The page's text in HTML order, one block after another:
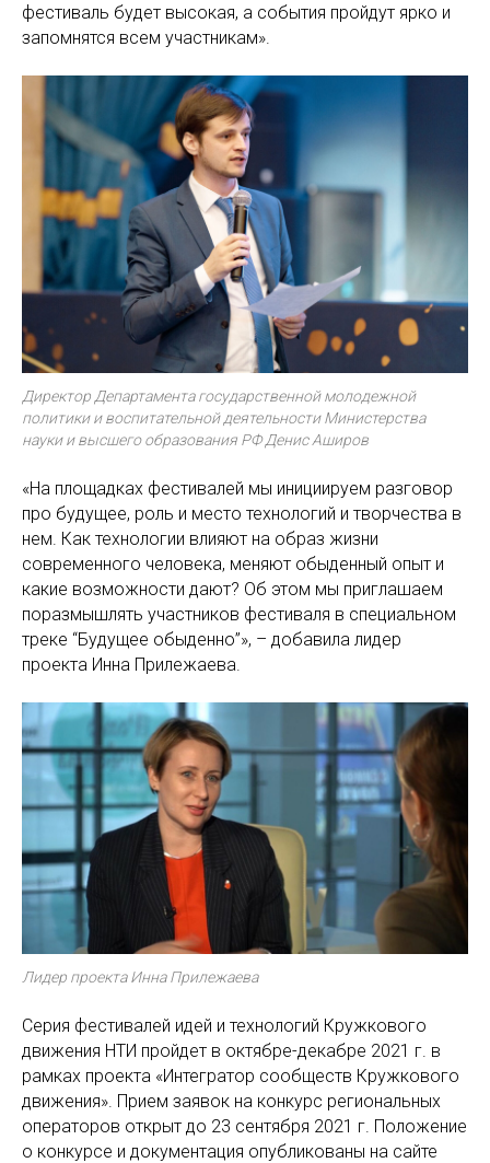
фестиваль будет высокая, а события пройдут ярко и
запомнятся всем участникам».
Директор Департамента государственной молодежной
политики и воспитательной деятельности Министерства
науки и высшего образования РФ Денис Аширов
«На площадках фестивалей мы инициируем разговор
про будущее, роль и место технологий и творчества в
нем. Как технологии влияют на образ жизни
современного человека, меняют обыденный опыт и
какие возможности дают? Об этом мы приглашаем
поразмышлять участников фестиваля в специальном
треке “Будущее обыденно”», – добавила лидер
проекта Инна Прилежаева.
Лидер проекта Инна Прилежаева
Серия фестивалей идей и технологий Кружкового
движения НТИ пройдет в октябре-декабре 2021 г. в
рамках проекта «Интегратор сообществ Кружкового
движения». Прием заявок на конкурс региональных
операторов открыт до 23 сентября 2021 г. Положение
о конкурсе и документация опубликованы на сайте